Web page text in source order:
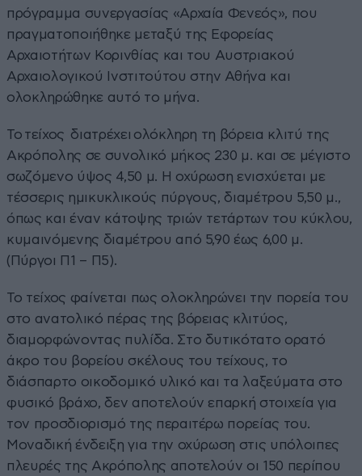
πρόγραμμα συνεργασίας «Αρχαία Φενεός», που
πραγματοποιήθηκε μεταξύ της Εφορείας
Αρχαιοτήτων Κορινθίας και του Αυστριακού
Αρχαιολογικού Ινστιτούτου στην Αθήνα και
ολοκληρώθηκε αυτό το μήνα.
Το τείχος διατρέχει ολόκληρη τη βόρεια κλιτύ της
Ακρόπολης σε συνολικό μήκος 230 μ. και σε μέγιστο
σωζόμενο ύψος 4,50 μ. Η οχύρωση ενισχύεται με
τέσσερις ημικυκλικούς πύργους, διαμέτρου 5,50 μ.,
όπως και έναν κάτοψης τριών τετάρτων του κύκλου,
κυμαινόμενης διαμέτρου από 5,90 έως 6,00 μ.
(Πύργοι Π1 – Π5).
Το τείχος φαίνεται πως ολοκληρώνει την πορεία του
στο ανατολικό πέρας της βόρειας κλιτύος,
διαμορφώνοντας πυλίδα. Στο δυτικότατο ορατό
άκρο του βορείου σκέλους του τείχους, το
διάσπαρτο οικοδομικό υλικό και τα λαξεύματα στο
φυσικό βράχο, δεν αποτελούν επαρκή στοιχεία για
τον προσδιορισμό της περαιτέρω πορείας του.
Μοναδική ένδειξη για την οχύρωση στις υπόλοιπες
πλευρές της Ακρόπολης αποτελούν οι 150 περίπου